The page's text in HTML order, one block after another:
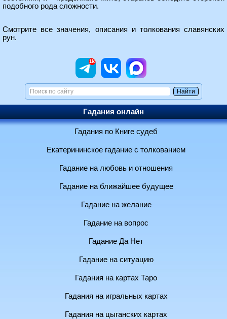
подобного рода сложности.
Смотрите всезначения, описания и толкования славянских
рун.
Гадания онлайн
Гадания по Книге судеб
Екатерининское гадание с толкованием
Гадание на любовь и отношения
Гадание на ближайшее будущее
Гадание на желание
Гадание на вопрос
Гадание Да Нет
Гадание на ситуацию
Гадания на картах Таро
Гадания на игральных картах
Гадания на цыганских картах